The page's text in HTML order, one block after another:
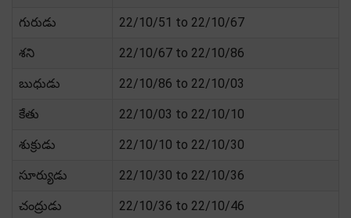
గురుడు 22/10/51 to 22/10/67
శని 22/10/67 to 22/10/86
బుధుడు 22/10/86 to 22/10/03
కేతు 22/10/03 to 22/10/10
శుక్రుడు 22/10/10 to 22/10/30
సూర్యుడు 22/10/30 to 22/10/36
చంద్రుడు 22/10/36 to 22/10/46